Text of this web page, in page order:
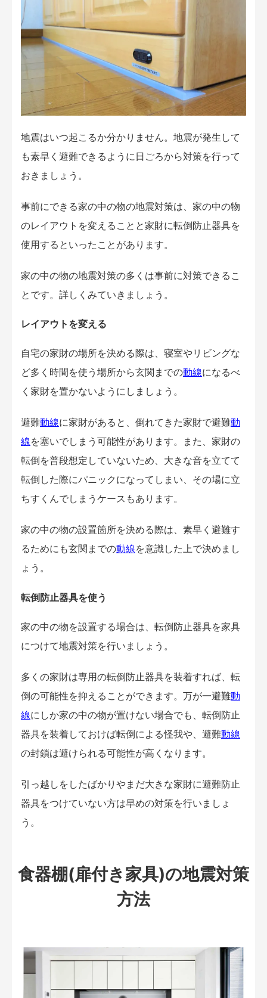
地震はいつ起こるか分かりません。地震が発生して
も素早く避難できるように日ごろから対策を行って
おきましょう。
事前にできる家の中の物の地震対策は、家の中の物
のレイアウトを変えることと家財に転倒防止器具を
使用するといったことがあります。
家の中の物の地震対策の多くは事前に対策できるこ
とです。詳しくみていきましょう。
レイアウトを変える
自宅の家財の場所を決める際は、寝室やリビングな
ど多く時間を使う場所から玄関までの動線になるべ
く家財を置かないようにしましょう。
避難動線に家財があると、倒れてきた家財で避難動
線を塞いでしまう可能性があります。また、家財の
転倒を普段想定していないため、大きな音を立てて
転倒した際にパニックになってしまい、その場に立
ちすくんでしまうケースもあります。
家の中の物の設置箇所を決める際は、素早く避難す
るためにも玄関までの動線を意識した上で決めまし
ょう。
転倒防止器具を使う
家の中の物を設置する場合は、転倒防止器具を家具
につけて地震対策を行いましょう。
多くの家財は専用の転倒防止器具を装着すれば、転
倒の可能性を抑えることができます。万が一避難動
線にしか家の中の物が置けない場合でも、転倒防止
器具を装着しておけば転倒による怪我や、避難動線
の封鎖は避けられる可能性が高くなります。
引っ越しをしたばかりやまだ大きな家財に避難防止
器具をつけていない方は早めの対策を行いましょ
う。
食器棚(扉付き家具)の地震対策
方法